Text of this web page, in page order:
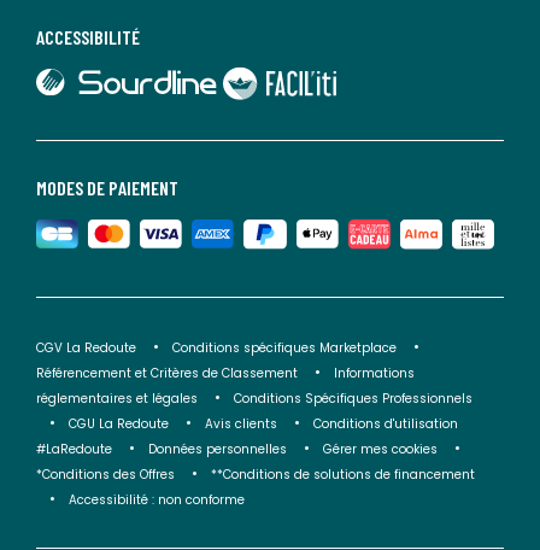
MODES DE PAIEMENT
ACCESSIBILITÉ
lien vers Sourdline
lien vers Faciliti
CGV La Redoute
Conditions spécifiques Marketplace
Référencement et Critères de Classement
Informations
réglementaires et légales
Conditions Spécifiques Professionnels
CGU La Redoute
Avis clients
Conditions d'utilisation
#LaRedoute
Données personnelles
Gérer mes cookies
*Conditions des Offres
**Conditions de solutions de financement
Accessibilité : non conforme